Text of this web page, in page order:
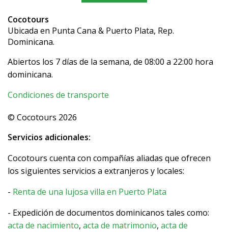
Cocotours
Ubicada en Punta Cana & Puerto Plata, Rep.
Dominicana.
Abiertos los 7 días de la semana, de 08:00 a 22:00 hora
dominicana.
Condiciones de transporte
© Cocotours 2026
Servicios adicionales:
Cocotours cuenta con compañías aliadas que ofrecen
los siguientes servicios a extranjeros y locales:
- Renta de una lujosa villa en Puerto Plata
- Expedición de documentos dominicanos tales como:
acta de nacimiento, acta de matrimonio, acta de